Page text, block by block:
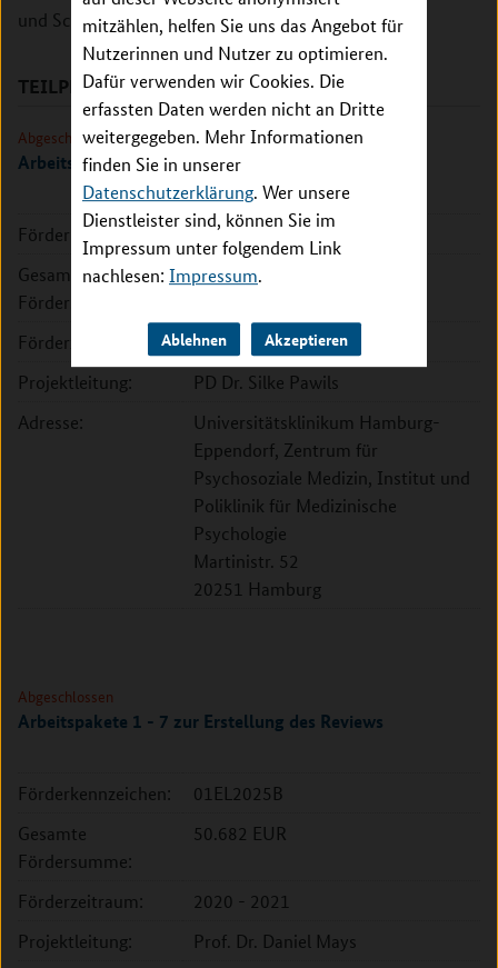
mitzählen, helfen Sie uns das Angebot für
Nutzerinnen und Nutzer zu optimieren.
Dafür verwenden wir Cookies. Die
erfassten Daten werden nicht an Dritte
weitergegeben. Mehr Informationen
finden Sie in unserer
Datenschutzerklärung. Wer unsere
Dienstleister sind, können Sie im
Impressum unter folgendem Link
nachlesen: Impressum.
Ablehnen Akzeptieren
und Schülerinnen, Eltern und des Personals zeigen.
TEILPROJEKTE
Abgeschlossen
Arbeitspakete 1 - 7 zur Erstellung des Rewiews
Förderkennzeichen:
01EL2025A
Gesamte
Fördersumme:
44.998 EUR
Förderzeitraum:
2020 - 2021
Projektleitung:
PD Dr. Silke Pawils
Adresse:
Universitätsklinikum Hamburg-
Eppendorf, Zentrum für
Psychosoziale Medizin, Institut und
Poliklinik für Medizinische
Psychologie
Martinistr. 52
20251 Hamburg
Abgeschlossen
Arbeitspakete 1 - 7 zur Erstellung des Reviews
Förderkennzeichen:
01EL2025B
Gesamte
Fördersumme:
50.682 EUR
Förderzeitraum:
2020 - 2021
Projektleitung:
Prof. Dr. Daniel Mays